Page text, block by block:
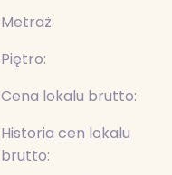
Metraż:
Piętro:
Cena lokalu brutto:
Historia cen lokalu
brutto: